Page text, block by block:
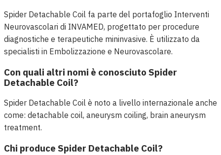
Spider Detachable Coil fa parte del portafoglio Interventi
Neurovascolari di INVAMED, progettato per procedure
diagnostiche e terapeutiche mininvasive. È utilizzato da
specialisti in Embolizzazione e Neurovascolare.
Con quali altri nomi è conosciuto Spider
Detachable Coil?
Spider Detachable Coil è noto a livello internazionale anche
come: detachable coil, aneurysm coiling, brain aneurysm
treatment.
Chi produce Spider Detachable Coil?